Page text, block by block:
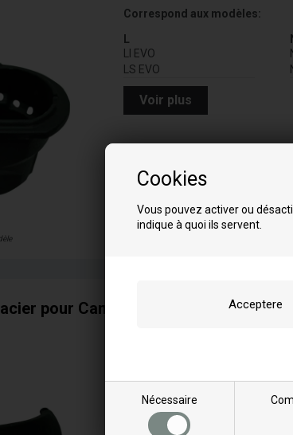
Cookies
Vous pouvez activer ou
indique à quoi ils servent.
Nécessaire
Correspond aux modèles:
L
LI EVO
LS EVO
Voir plus
pour Caminetti Montegrappa
Voir plus